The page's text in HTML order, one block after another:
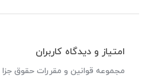
امتیاز و دیدگاه کاربران
مجموعه قوانین و مقررات حقوق